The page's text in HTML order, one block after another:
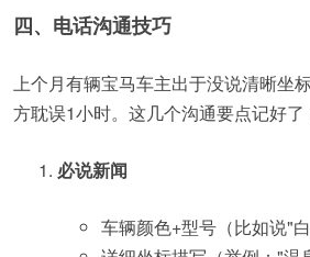
四、电话沟通技巧
上个月有辆宝马车主出于没说清晰坐
方耽误1小时。这几个沟通要点记好了
必说新闻
车辆颜色+型号（比如说"